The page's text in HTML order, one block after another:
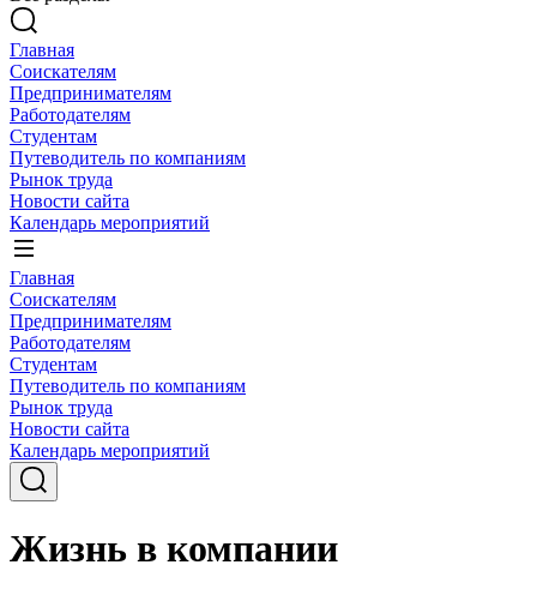
Главная
Соискателям
Предпринимателям
Работодателям
Студентам
Путеводитель по компаниям
Рынок труда
Новости сайта
Календарь мероприятий
Главная
Соискателям
Предпринимателям
Работодателям
Студентам
Путеводитель по компаниям
Рынок труда
Новости сайта
Календарь мероприятий
Жизнь в компании